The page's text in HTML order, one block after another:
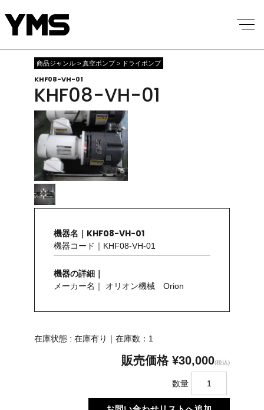
商品ジャンル > 真空ポンプ > ドライポンプ
KHF08-VH-01
KHF08-VH-01
機器名｜KHF08-VH-01
機器コード｜KHF08-VH-01
機器の詳細｜
メーカー名｜ オリオン機械 Orion
在庫状態 : 在庫有り｜在庫数：1
販売価格 ¥30,000(税込)
数量